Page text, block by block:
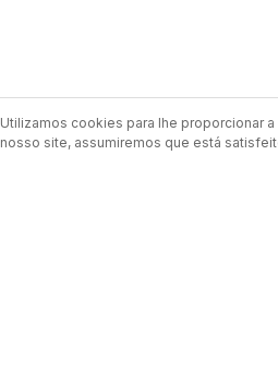
Utilizamos cookies para lhe proporcionar
nosso site, assumiremos que está